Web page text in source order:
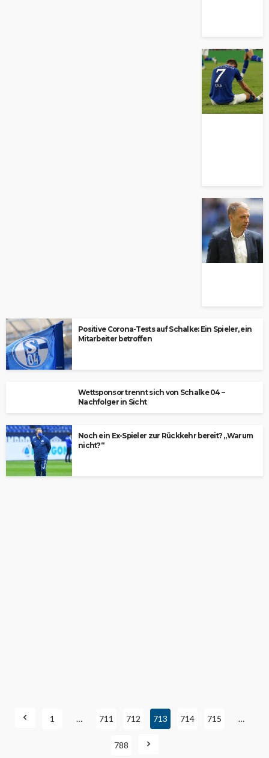
Positive Corona-Tests auf Schalke: Ein Spieler, ein
Mitarbeiter betroffen
Wettsponsor trennt sich von Schalke 04 –
Nachfolger in Sicht
Noch ein Ex-Spieler zur Rückkehr bereit? „Warum
nicht?“
1 … 711 712 713 714 715 …
788